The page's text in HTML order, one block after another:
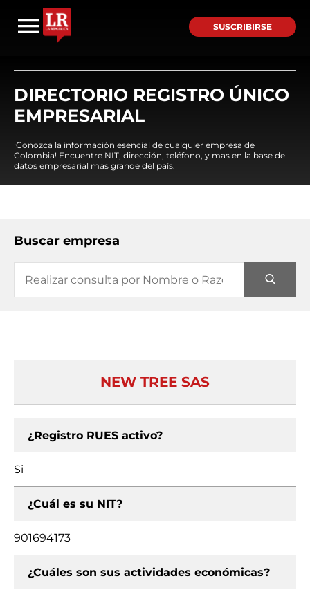
SUSCRIBIRSE
DIRECTORIO REGISTRO ÚNICO
EMPRESARIAL
¡Conozca la información esencial de cualquier empresa de
Colombia! Encuentre NIT, dirección, teléfono, y mas en la base de
datos empresarial mas grande del país.
Buscar empresa
NEW TREE SAS
¿Registro RUES activo?
Si
¿Cuál es su NIT?
901694173
¿Cuáles son sus actividades económicas?